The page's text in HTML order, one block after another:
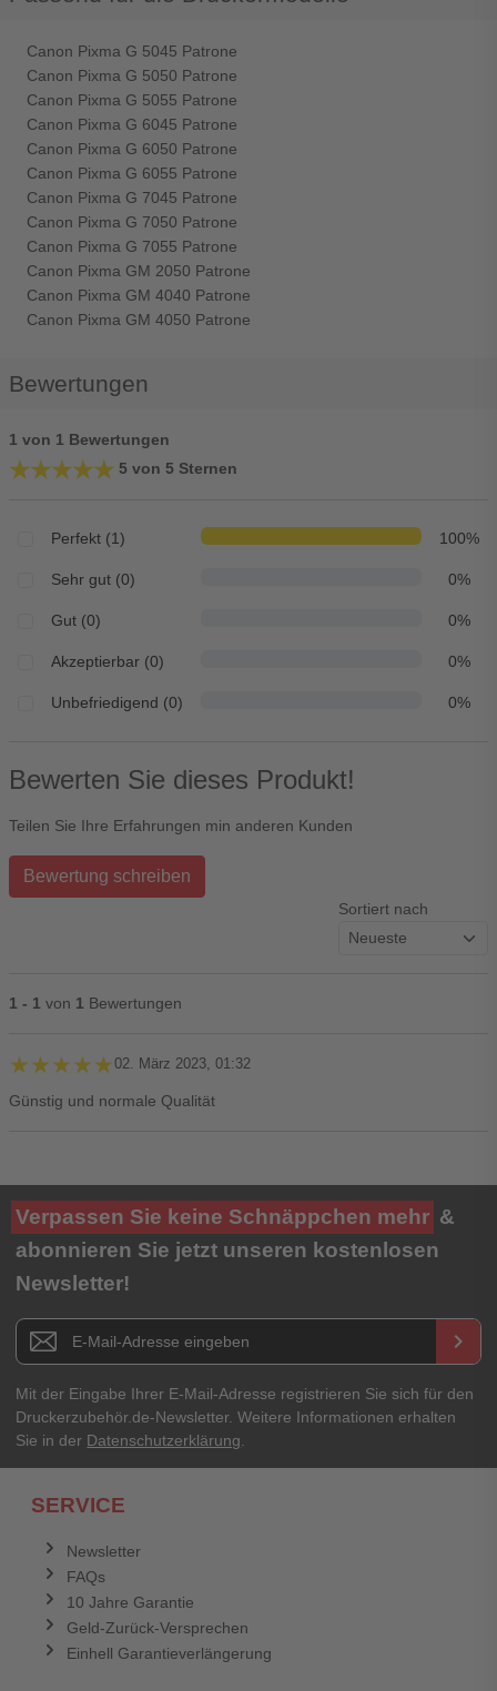
Canon Pixma G 5045 Patrone
Canon Pixma G 5050 Patrone
Canon Pixma G 5055 Patrone
Canon Pixma G 6045 Patrone
Canon Pixma G 6050 Patrone
Canon Pixma G 6055 Patrone
Canon Pixma G 7045 Patrone
Canon Pixma G 7050 Patrone
Canon Pixma G 7055 Patrone
Canon Pixma GM 2050 Patrone
Canon Pixma GM 4040 Patrone
Canon Pixma GM 4050 Patrone
Bewertungen
1 von 1 Bewertungen
★★★★★
★★★★★ 5 von 5 Sternen
Perfekt (1) 100%
Sehr gut (0) 0%
Gut (0) 0%
Akzeptierbar (0) 0%
Unbefriedigend (0) 0%
Bewerten Sie dieses Produkt!
Teilen Sie Ihre Erfahrungen min anderen Kunden
Bewertung schreiben
Sortiert nach
1 - 1 von 1 Bewertungen
★★★★★
★★★★★02. März 2023, 01:32
Günstig und normale Qualität
Ihre Bewertung**
★★★★★
Titel**
E-Mail-Adresse
Ihr Passwort
Verpassen Sie keine Schnäppchen mehr &
abonnieren Sie jetzt unseren kostenlosen
Newsletter!
Newsletter E-Mail Adresse keyboard_arrow_right
Mit der Eingabe Ihrer E-Mail-Adresse registrieren Sie sich für den
Druckerzubehör.de-Newsletter. Weitere Informationen erhalten
Sie in der Datenschutzerklärung
SERVICE
Newsletter
FAQs
10 Jahre Garantie
Geld-Zurück-Versprechen
Einhell Garantieverlängerung